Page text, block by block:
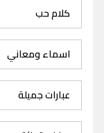
كلام حب
اسماء ومعاني
عبارات جميلة